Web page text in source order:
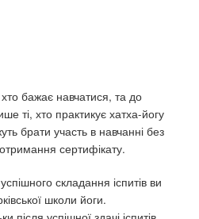
бажає навчатися, та до
ті, хто практикує хатха-йогу
брати участь в навчанні без
сертифікату.
складання іспитів ви
школи йоги.